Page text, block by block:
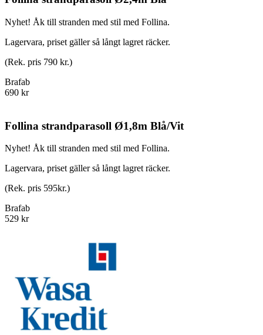
Nyhet! Åk till stranden med stil med Follina.
Lagervara, priset gäller så långt lagret räcker.
(Rek. pris 790 kr.)
Brafab
690 kr
Follina strandparasoll Ø1,8m Blå/Vit
Nyhet! Åk till stranden med stil med Follina.
Lagervara, priset gäller så långt lagret räcker.
(Rek. pris 595kr.)
Brafab
529 kr